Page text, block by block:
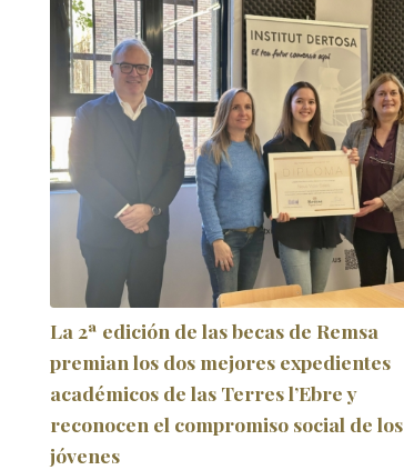
La 2ª edición de las becas de Remsa
premian los dos mejores expedientes
académicos de las Terres l’Ebre y
reconocen el compromiso social de los
jóvenes